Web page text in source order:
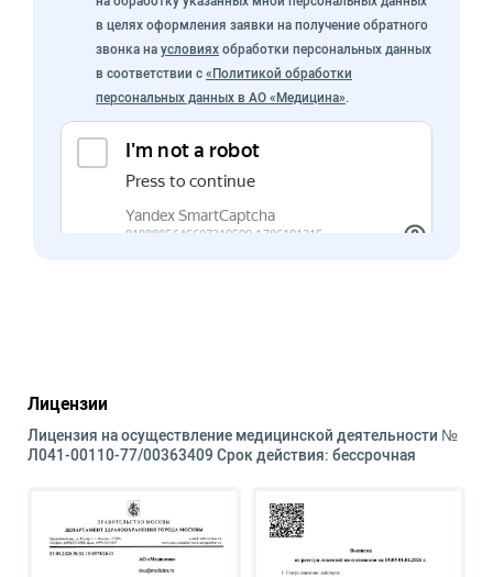
в целях оформления заявки на получение обратного
звонка на условиях обработки персональных данных
в соответствии с «Политикой обработки
персональных данных в АО «Медицина».
Лицензии
Лицензия на осуществление медицинской деятельности №
Л041-00110-77/00363409 Срок действия: бессрочная